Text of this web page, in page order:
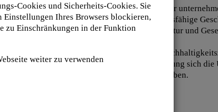
Wir übernehmen Verantwortung für unser
sind davon überzeugt, dass eine zukunftsfähige
verantwortungsvoller Koexistenz mit Natur und
Als Unternehmen fühlen wir uns den
Nationen verpflichtet, zu dessen Einhaltung sich
Rahmen der Agenda 2030 verständigt haben.
Cookies und Sicherheits-Cookies. Sie
Einstellungen Ihres Browsers blockieren,
zu Einschränkungen in der Funktion
weiter zu verwenden